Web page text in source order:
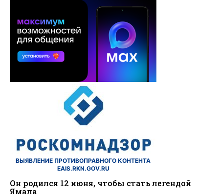
ВЫЯВЛЕНИЕ ПРОТИВОПРАВНОГО КОНТЕНТА
EAIS.RKN.GOV.RU
Он родился 12 июня, чтобы стать легендой
Ямала